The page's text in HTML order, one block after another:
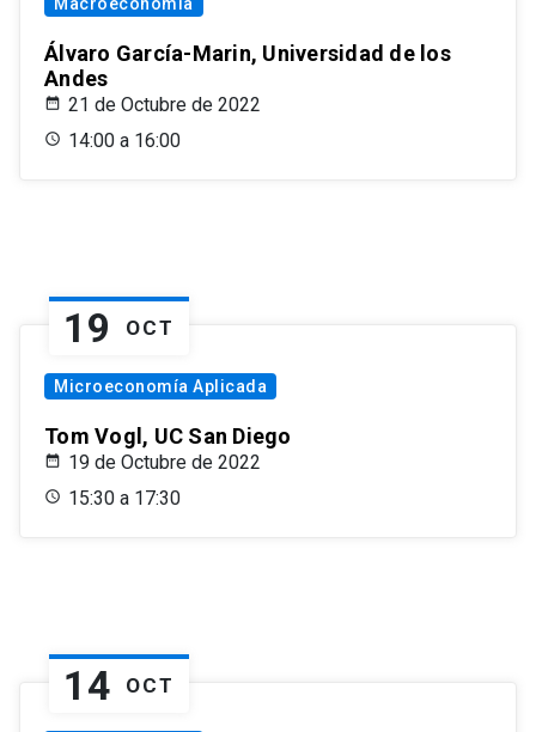
Álvaro García-Marin, Universidad de los
Andes
21 de Octubre de 2022
14:00 a 16:00
19 OCT
Microeconomía Aplicada
Tom Vogl, UC San Diego
19 de Octubre de 2022
15:30 a 17:30
14 OCT